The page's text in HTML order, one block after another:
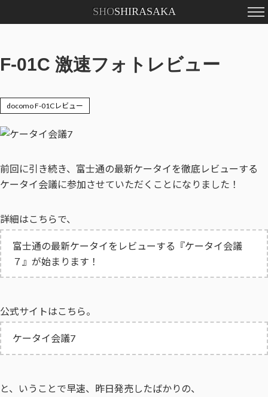
SHOSHIRASAKA
F-01C 激速フォトレビュー
docomo F-01Cレビュー
前回に引き続き、富士通の最新ケータイを徹底レビューする
ケータイ会議に参加させていただくことになりました！
詳細はこちらで、
富士通の最新ケータイをレビューする『ケータイ会議
７』が始まります！
公式サイトはこちら。
ケータイ会議7
と、いうことで早速、昨日発売したばかりの、